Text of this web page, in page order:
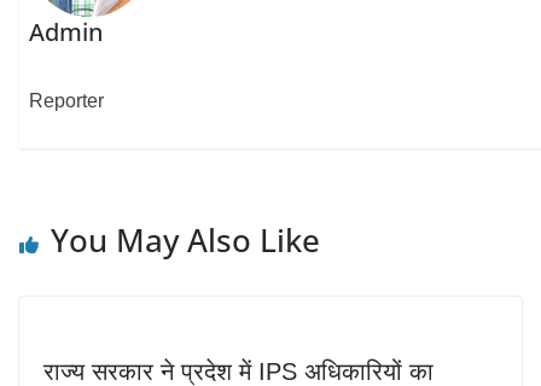
Admin
Reporter
You May Also Like
राज्य सरकार ने प्रदेश में IPS अधिकारियों का